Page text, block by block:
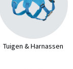
Tuigen & Harnassen